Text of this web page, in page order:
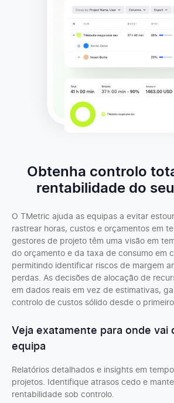
Obtenha controlo
rentabilidade do
O TMetric ajuda as equipas a evitar
rastrear horas, custos e orçamentos em
gestores de projeto têm uma visão em
do orçamento e da taxa de consumo em
permitindo identificar riscos de margem
perdas. As decisões de alocação de
em dados reais em vez de estimativas,
controlo de custos sólido desde o
Veja exatamente para onde vai
equipa
Relatórios detalhados e insights em
projetos. Identifique atrasos cedo e
rentabilidade sob controlo.